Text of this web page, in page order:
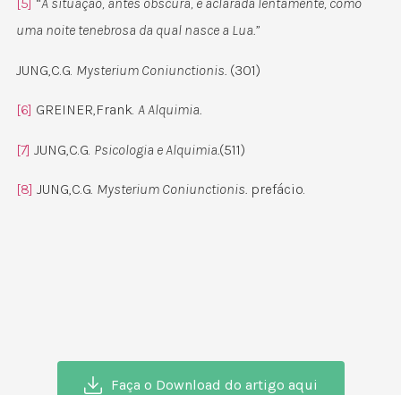
[5] “A situação, antes obscura, é aclarada lentamente, como
uma noite tenebrosa da qual nasce a Lua.”
JUNG,C.G. Mysterium Coniunctionis.(301)
[6] GREINER,Frank. A Alquimia.
[7] JUNG,C.G. Psicologia e Alquimia. (511)
[8] JUNG,C.G. Mysterium Coniunctionis.prefácio.
Faça o Download do artigo aqui